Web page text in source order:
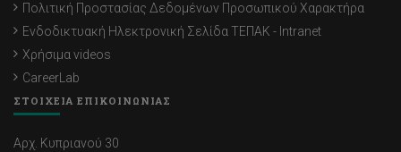
Πολιτική Προστασίας Δεδομένων Προσωπικού Χαρακτήρα
Ενδοδικτυακή Ηλεκτρονική Σελίδα ΤΕΠΑΚ - Intranet
Χρήσιμα videos
CareerLab
ΣΤΟΙΧΕΙΑ ΕΠΙΚΟΙΝΩΝΙΑΣ
Αρχ. Κυπριανού 30